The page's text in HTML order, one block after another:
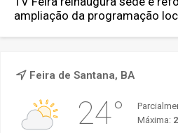
ampliação da programação
Feira de Santana, BA
24°
Máxima: